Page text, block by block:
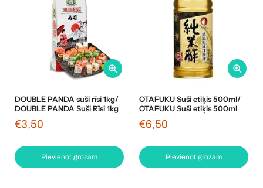
DOUBLE PANDA suši rīsi 1kg/
DOUBLE PANDA Suši Rīsi 1kg
€3,50
Pievienot grozam
OTAFUKU Suši etiķis 500ml/
OTAFUKU Suši etiķis 500ml
€6,50
Pievienot grozam